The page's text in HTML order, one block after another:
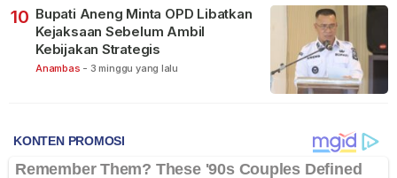
10 Bupati Aneng Minta OPD Libatkan
Kejaksaan Sebelum Ambil
Kebijakan Strategis
Anambas - 3 minggu yang lalu